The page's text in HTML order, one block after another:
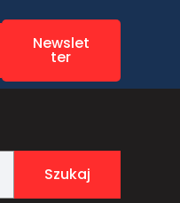
Newslet
ter
Szukaj